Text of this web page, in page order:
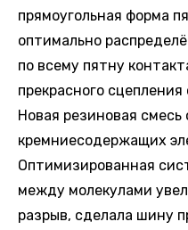
прямоугольная форма
оптимально
по всему пятну
прекрасного
Новая резиновая
кремниесодержащих
Оптимизированная
между молекулами
разрыв, сделала шину